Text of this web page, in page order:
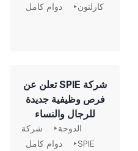
كارلتون
دوام كامل
شركة SPIE تعلن عن
فرص وظيفية جديدة
للرجال والنساء
الدوحة
شركة
SPIE
دوام كامل